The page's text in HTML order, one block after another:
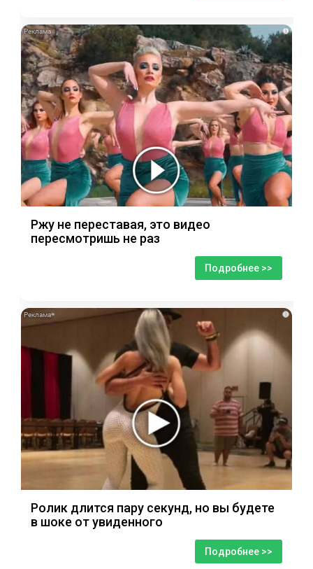
i
Ржу не переставая, это видео
пересмотришь не раз
Подробнее >>
i
Ролик длится пару секунд, но вы будете
в шоке от увиденного
Подробнее >>